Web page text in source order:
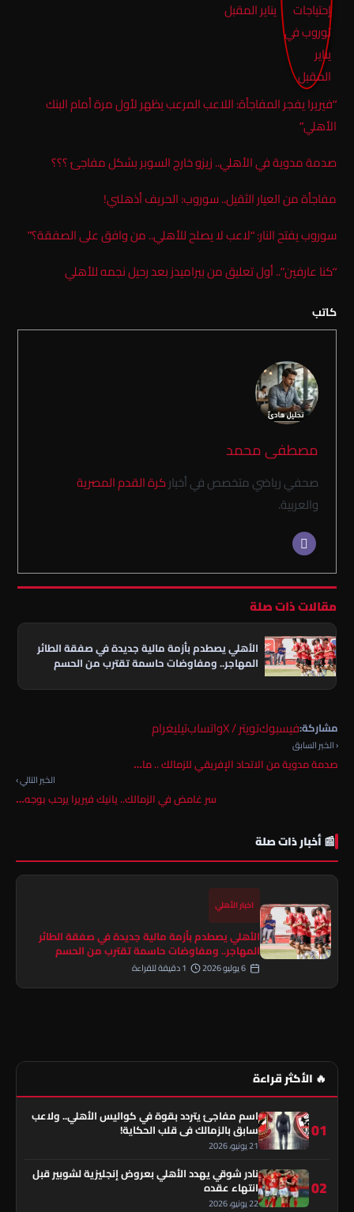
يناير المقبل
“فيريرا يفجر المفاجأة: اللاعب المرعب يظهر لأول مرة أمام البنك
الأهلي”
صدمة مدوية في الأهلي.. زيزو خارج السوبر بشكل مفاجئ ؟؟؟
مفاجأة من العيار الثقيل.. سوروب: الحريف أذهلني!
سوروب يفتح النار: “لاعب لا يصلح للأهلي.. من وافق على الصفقة؟”
“كنا عارفين”.. أول تعليق من بيراميدز بعد رحيل نجمه للأهلي
كاتب
مصطفى محمد
صحفي رياضي متخصص في أخباركرة القدم المصرية
والعربية.
مقالات ذات صلة
الأهلي يصطدم بأزمة مالية جديدة في صفقة الطائر
المهاجر.. ومفاوضات حاسمة تقترب من الحسم
مشاركة:فيسبوكتويتر / X واتسابتيليغرام
‹ الخبر السابق
صدمة مدوية من الاتحاد الإفريقي للزمالك .. ما…
الخبر التالي ›
سر غامض في الزمالك.. يانيك فيريرا يرحب بوجه…
📰 أخبار ذات صلة
اخبار الأهلي
الأهلي يصطدم بأزمة مالية جديدة في صفقة الطائر
المهاجر.. ومفاوضات حاسمة تقترب من الحسم
🔥 الأكثر قراءة
01
اسم مفاجئ يتردد بقوة في كواليس الأهلي.. ولاعب
سابق بالزمالك في قلب الحكاية!
21 يونيو، 2026
02
نادر شوقي يهدد الأهلي بعروض إنجليزية لشوبير قبل
انتهاء عقده
22 يونيو، 2026